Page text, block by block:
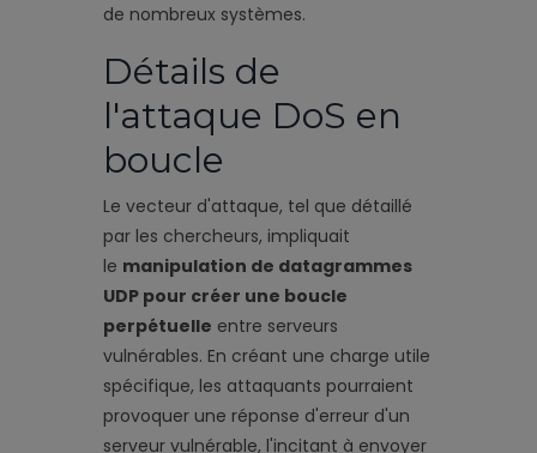
de nombreux systèmes.
Détails de
l'attaque DoS en
boucle
Le vecteur d'attaque, tel que détaillé
par les chercheurs, impliquait
le manipulation de datagrammes
UDP pour créer une boucle
perpétuelle entre serveurs
vulnérables. En créant une charge utile
spécifique, les attaquants pourraient
provoquer une réponse d'erreur d'un
serveur vulnérable, l'incitant à envoyer